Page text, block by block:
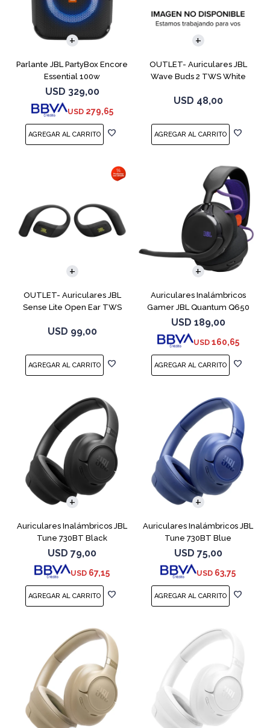
Parlante JBL PartyBox Encore
Essential 100w
USD 329,00
USD 279,65
OUTLET- Auriculares JBL
Wave Buds 2 TWS White
USD 48,00
OUTLET- Auriculares JBL
Sense Lite Open Ear TWS
USD 99,00
Auriculares Inalámbricos
Gamer JBL Quantum Q650
Negro
USD 189,00
USD 160,65
Auriculares Inalámbricos JBL
Tune 730BT Black
USD 79,00
USD 67,15
Auriculares Inalámbricos JBL
Tune 730BT Blue
USD 75,00
USD 63,75